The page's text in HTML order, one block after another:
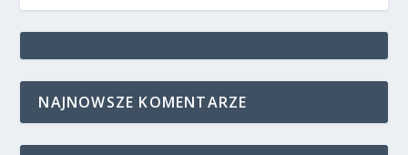
NAJNOWSZE KOMENTARZE